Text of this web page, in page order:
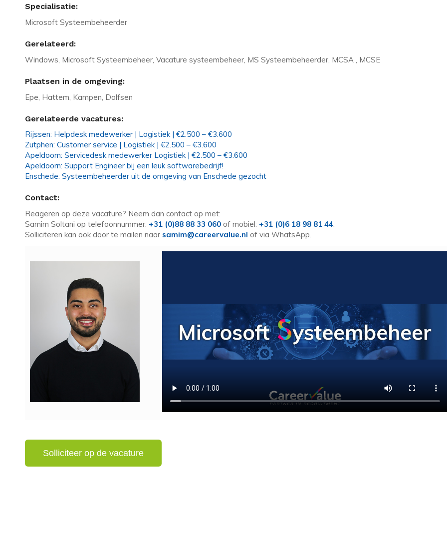
Specialisatie:
Microsoft Systeembeheerder
Gerelateerd:
Windows, Microsoft Systeembeheer, Vacature systeembeheer, MS Systeembeheerder, MCSA , MCSE
Plaatsen in de omgeving:
Epe, Hattem, Kampen, Dalfsen
Gerelateerde vacatures:
Rijssen: Helpdesk medewerker | Logistiek | €2.500 – €3.600
Zutphen: Customer service | Logistiek | €2.500 – €3.600
Apeldoorn: Servicedesk medewerker Logistiek | €2.500 – €3.600
Apeldoorn: Support Engineer bij een leuk softwarebedrijf!
Enschede: Systeembeheerder uit de omgeving van Enschede gezocht
Contact:
Reageren op deze vacature? Neem dan contact op met:
Samim Soltani op telefoonnummer: +31 (0)88 88 33 060 of mobiel: +31 (0)6 18 98 81 44.
Solliciteren kan ook door te mailen naar samim@careervalue.nl of via WhatsApp.